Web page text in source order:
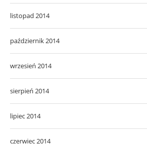
listopad 2014
październik 2014
wrzesień 2014
sierpień 2014
lipiec 2014
czerwiec 2014